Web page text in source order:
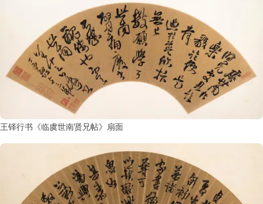
王铎行书《临虞世南贤兄帖》扇面